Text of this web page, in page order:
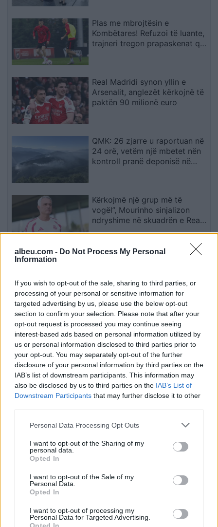
albeu.com - Do Not Process My Personal
Information
If you wish to opt-out of the sale, sharing to third parties, or
processing of your personal or sensitive information for
targeted advertising by us, please use the below opt-out
section to confirm your selection. Please note that after your
opt-out request is processed you may continue seeing
interest-based ads based on personal information utilized by
us or personal information disclosed to third parties prior to
your opt-out. You may separately opt-out of the further
disclosure of your personal information by third parties on the
IAB’s list of downstream participants. This information may
also be disclosed by us to third parties on the IAB’s List of
Downstream Participants that may further disclose it to other
Personal Data Processing Opt Outs
I want to opt-out of the Sharing of my
personal data.
Opted In
I want to opt-out of the Sale of my
Personal Data.
Opted In
I want to opt-out of processing my
Personal Data for Targeted Advertising.
Plas me mbrojtësin e
Kombëtares! Refuzoi të luante,
trajneri tregon prapaskenat që
Real Madridi synon yllin e
Arsenalit, anglezët kërkojnë të
paktën 90 milionë euro
QMK: 26 zjarre u raportuan në
24 orë, vetëm një mbetet nën
kontroll pranë deponisë në
Kërkojmë një grup më të
vogël”, Mourinho sinjalizon
ndryshime në skuadrën e Real
Madridit
Sulme masive me dronë
ruse njoftojnë për 456 mjete të
rrëzuara dhe dy viktima
Esim for Global
Esim for USA Esim for Italy
for Turkey|Esim for Germany|Esim for Greece|